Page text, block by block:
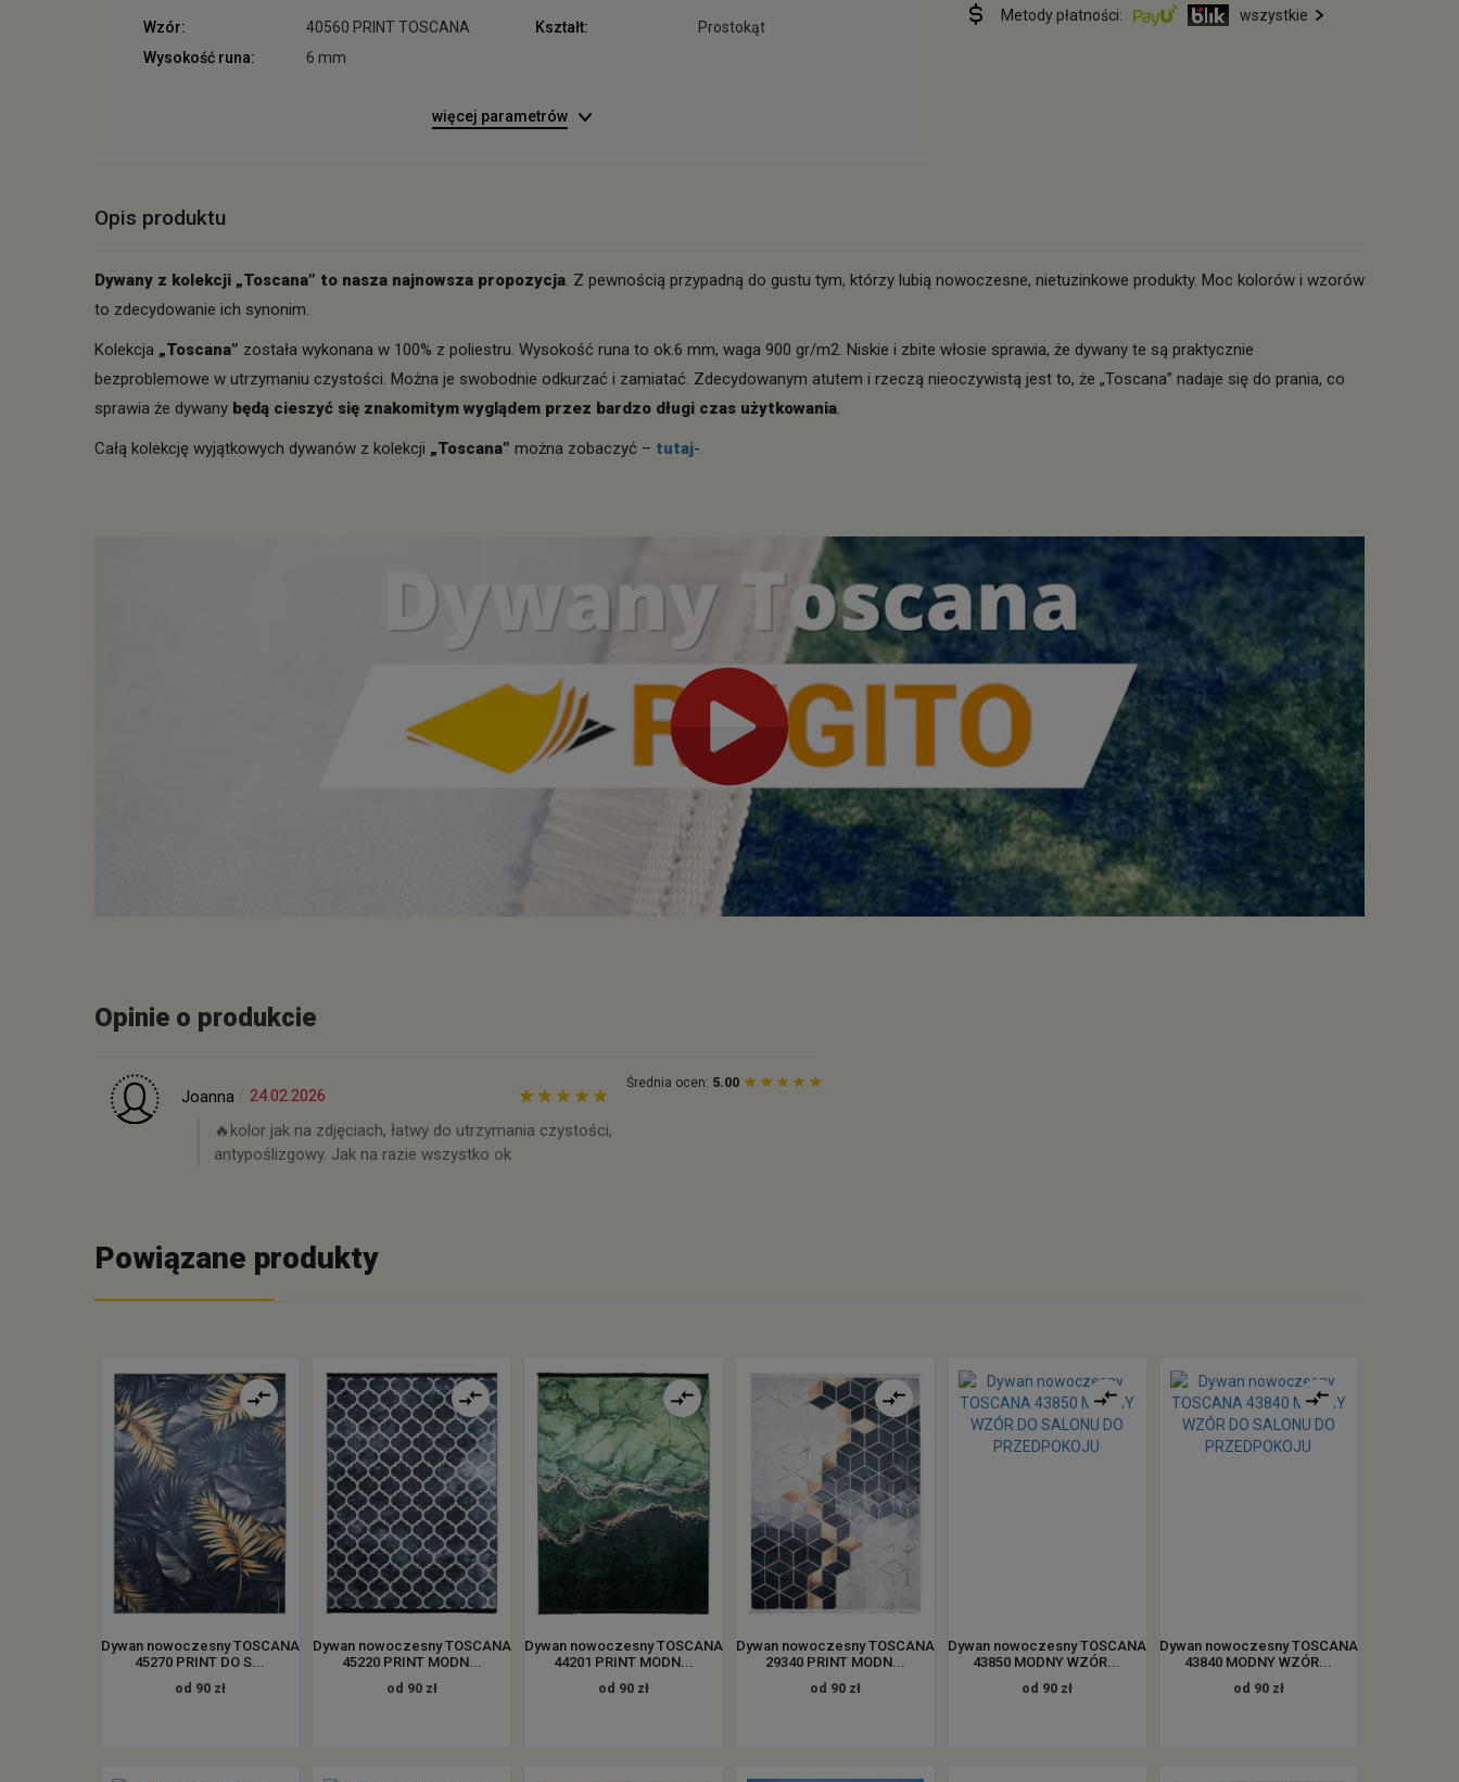
Wzór: 40560 PRINT TOSCANA Kształt:
Prostokąt
Wysokość runa:
6 mm
więcej parametrów
Metody płatności: wszystkie
Opis produktu
Dywany z kolekcji „Toscana” to nasza najnowsza propozycja. Z pewnością przypadną do gustu tym, którzy lubią nowoczesne, nietuzinkowe produkty. Moc kolorów i wzorów
to zdecydowanie ich synonim.
Kolekcja „Toscana” została wykonana w 100% z poliestru. Wysokość runa to ok.6 mm, waga 900 gr/m2. Niskie i zbite włosie sprawia, że dywany te są praktycznie
bezproblemowe w utrzymaniu czystości. Można je swobodnie odkurzać i zamiatać. Zdecydowanym atutem i rzeczą nieoczywistą jest to, że „Toscana” nadaje się do prania, co
sprawia że dywany będą cieszyć się znakomitym wyglądem przez bardzo długi czas użytkowania.
Całą kolekcję wyjątkowych dywanów z kolekcji „Toscana” można zobaczyć – tutaj-.
Opinie o produkcie
Średnia ocen: 5.00
Joanna
24.02.2026
🔥kolor jak na zdjęciach, łatwy do utrzymania czystości,
antypoślizgowy. Jak na razie wszystko ok
Powiązane produkty
Dywan nowoczesny TOSCANA
45270 PRINT DO S...
od 90 zł
Dywan nowoczesny TOSCANA
45220 PRINT MODN...
od 90 zł
Dywan nowoczesny TOSCANA
44201 PRINT MODN...
od 90 zł
Dywan nowoczesny TOSCANA
29340 PRINT MODN...
od 90 zł
Dywan nowoczesny TOSCANA
43850 MODNY WZÓR...
od 90 zł
Dywan nowoczesny TOSCANA
43840 MODNY WZÓR...
od 90 zł